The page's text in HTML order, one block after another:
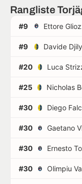
Rangliste
#9 Ettore
#9 Davide
#20 Luca
#25 Nicholas
#30 Diego
#30 Gaetano
#30 Ernesto
#30 Olimpiu